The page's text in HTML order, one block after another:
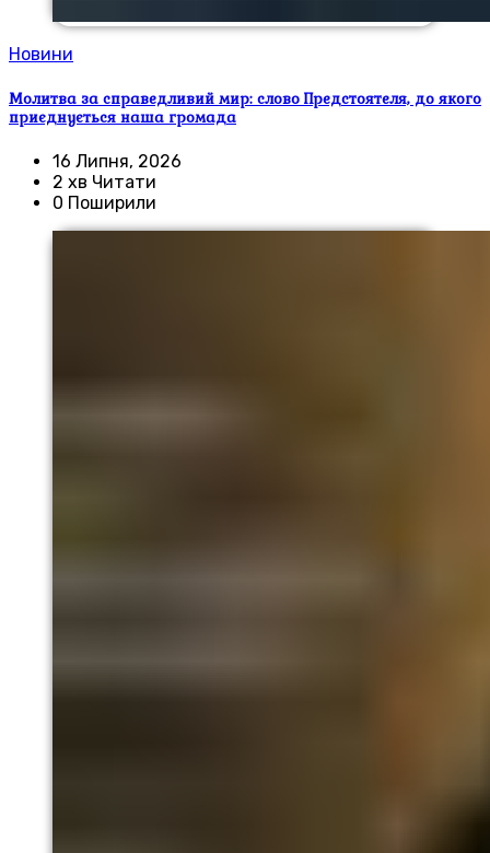
Новини
Молитва за справедливий мир: слово Предстоятеля, до якого
приєднується наша громада
16 Липня, 2026
2 хв Читати
0 Поширили